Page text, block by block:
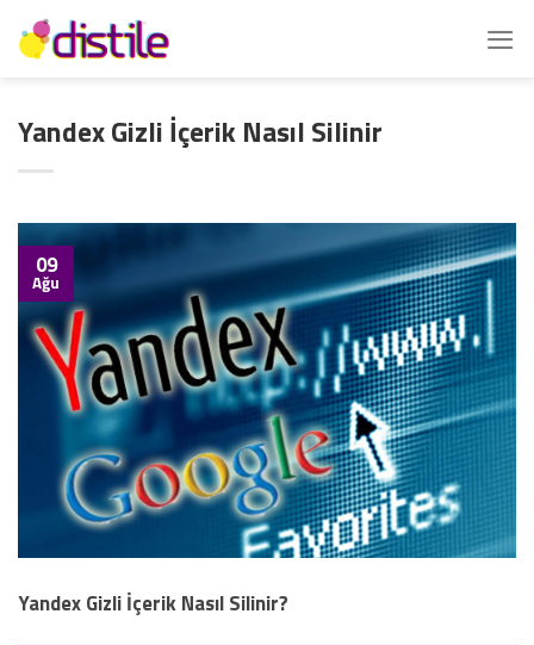
İçeriğe
atla
Yandex Gizli İçerik Nasıl Silinir
09
Ağu
Yandex Gizli İçerik Nasıl Silinir?